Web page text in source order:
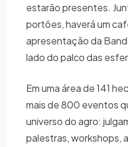
estarão presentes.
portões, haverá um
apresentação da
lado do palco das
Em uma área de 141
mais de 800 eventos
universo do agro:
palestras, workshops,